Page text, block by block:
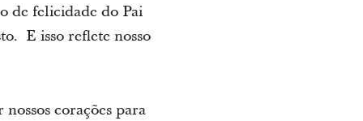
de felicidade do Pai
E isso reflete nosso
corações para